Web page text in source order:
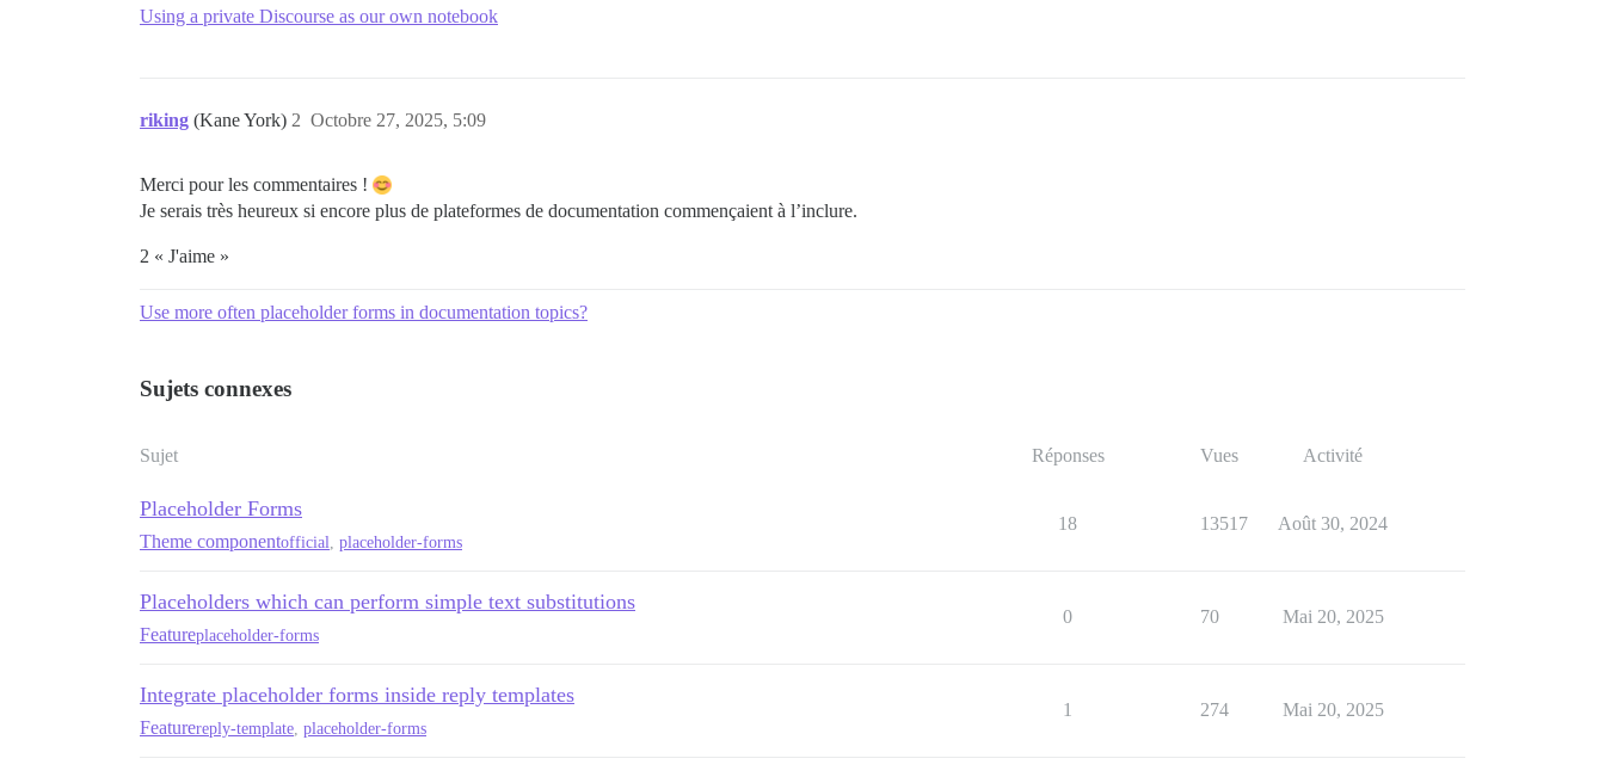
Using a private Discourse as our own notebook
riking (Kane York) Octobre 27, 2025, 5:09
2
Merci pour les commentaires !
Je serais très heureux si encore plus de plateformes de documentation commençaient à l’inclure.
2 « J'aime »
Use more often placeholder forms in documentation topics?
Sujets connexes
Sujet Réponses Vues Activité
Placeholder Forms
Theme componentofficial placeholder-forms
18 13517 Août 30, 2024
Placeholders which can perform simple text substitutions
Featureplaceholder-forms
0 70 Mai 20, 2025
Integrate placeholder forms inside reply templates
Featurereply-template placeholder-forms
1 274 Mai 20, 2025